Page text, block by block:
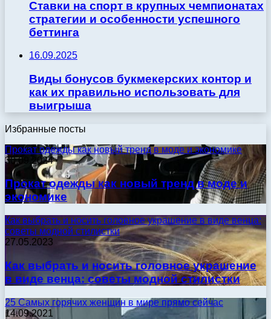
Ставки на спорт в крупных чемпионатах
стратегии и особенности успешного
беттинга
16.09.2025
Виды бонусов букмекерских контор и
как их правильно использовать для
выигрыша
Избранные посты
Прокат одежды как новый тренд в моде и экономике
30.09.2024
Прокат одежды как новый тренд в моде и
экономике
Как выбрать и носить головное украшение в виде венца:
советы модной стилистки
27.05.2023
Как выбрать и носить головное украшение
в виде венца: советы модной стилистки
25 Самых горячих женщин в мире прямо сейчас
14.09.2021